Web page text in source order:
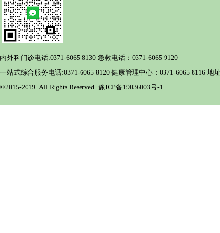
内外科门诊电话:0371-6065 8130 急救电话：0371-6065 9120
一站式综合服务电话:0371-6065 8120 健康管理中心：0371-6065 8116
©2015-2019. All Rights Reserved. 豫ICP备19036003号-1